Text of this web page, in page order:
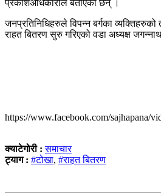
प्रकाशअधिकारीले बताएका छन् ।
जनप्रतिनिधिहरुले विपन्न बर्गका
राहत बितरण सुरु गरिएको वडा अध्यक्ष
https://www.facebook.com/sajhapana/
क्याटेगोरी :समाचार
ट्याग : #टोखा, #राहत बितरण